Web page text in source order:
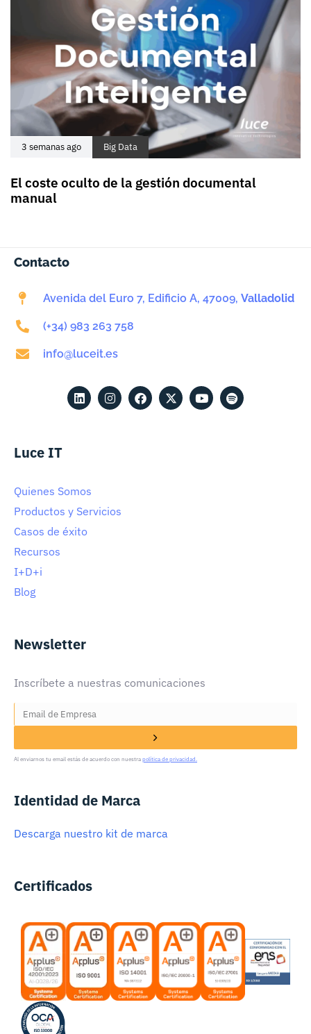
3 semanas ago Big Data
El coste oculto de la gestión documental
manual
Contacto
Avenida del Euro 7, Edificio A, 47009, Valladolid
(+34) 983 263 758
info@luceit.es
Luce IT
Quienes Somos
Productos y Servicios
Casos de éxito
Recursos
I+D+i
Blog
Newsletter
Inscríbete a nuestras comunicaciones
Al enviarnos tu email estás de acuerdo con nuestra política de privacidad.
Identidad de Marca
Descarga nuestro kit de marca
Certificados